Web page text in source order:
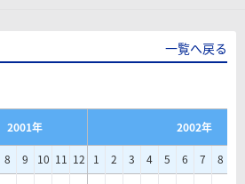
一覧へ戻る
2001年
2002年
8 9 10 11 12 1 2 3 4 5 6 7 8